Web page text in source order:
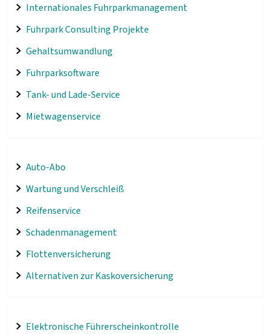
Internationales Fuhrparkmanagement
Fuhrpark Consulting Projekte
Gehaltsumwandlung
Fuhrparksoftware
Tank- und Lade-Service
Mietwagenservice
Auto-Abo
Wartung und Verschleiß
Reifenservice
Schadenmanagement
Flottenversicherung
Alternativen zur Kaskoversicherung
Elektronische Führerscheinkontrolle